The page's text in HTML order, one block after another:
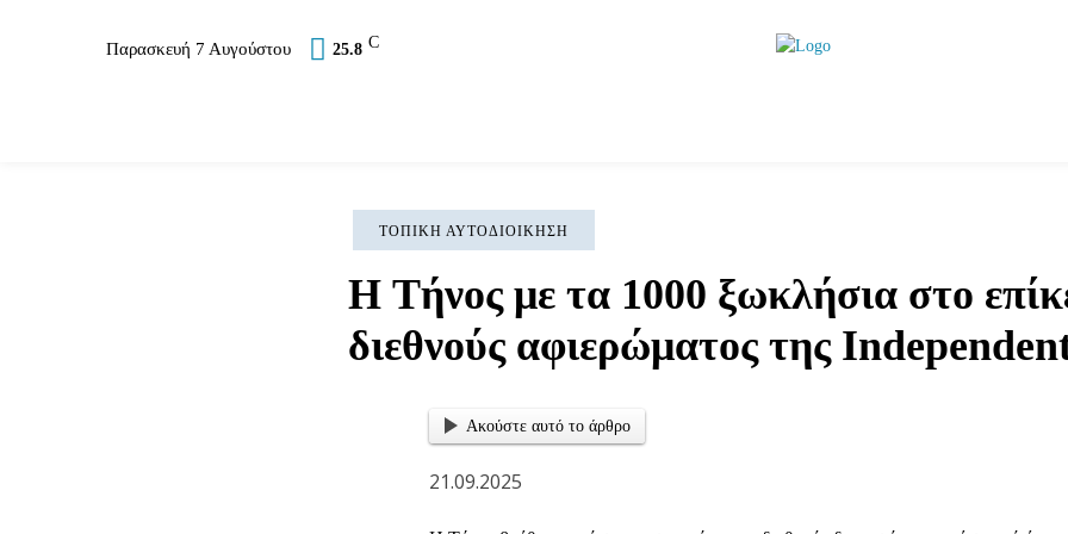
Παρασκευή 7 Αυγούστου 25.8 C
ΤΟΠΙΚΉ ΑΥΤΟΔΙΟΊΚΗΣΗ
H Τήνος με τα 1000 ξωκλήσια στο
διεθνούς αφιερώματος της
Ακούστε αυτό το άρθρο
21.09.2025